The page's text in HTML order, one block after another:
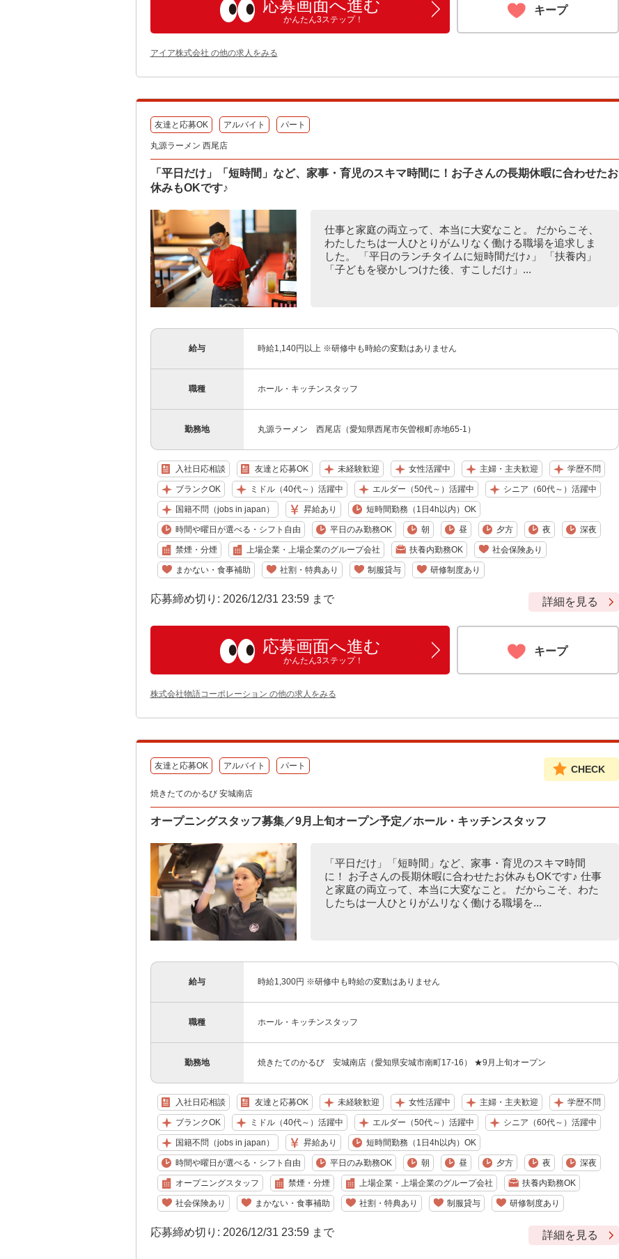
応募画面へ進む
かんたん3ステップ！
キープ
アイア株式会社 の他の求人をみる
友達と応募OK アルバイト パート
丸源ラーメン 西尾店
「平日だけ」「短時間」など、家事・育児のスキマ時間に！お子さんの長期休暇に合わせたお
休みもOKです♪
仕事と家庭の両立って、本当に大変なこと。 だからこそ、
わたしたちは一人ひとりがムリなく働ける職場を追求しま
した。 「平日のランチタイムに短時間だけ♪」 「扶養内」
「子どもを寝かしつけた後、すこしだけ」...
給与 時給1,140円以上 ※研修中も時給の変動はありません
職種 ホール・キッチンスタッフ
勤務地 丸源ラーメン 西尾店（愛知県西尾市矢曽根町赤地65-1）
入社日応相談 友達と応募OK 未経験歓迎 女性活躍中 主婦・主夫歓迎 学歴不問
ブランクOK ミドル（40代～）活躍中 エルダー（50代～）活躍中 シニア（60代～）活躍中
国籍不問（jobs in japan） 昇給あり 短時間勤務（1日4h以内）OK
時間や曜日が選べる・シフト自由 平日のみ勤務OK 朝 昼 夕方 夜 深夜
禁煙・分煙 上場企業・上場企業のグループ会社 扶養内勤務OK 社会保険あり
まかない・食事補助 社割・特典あり 制服貸与 研修制度あり
応募締め切り: 2026/12/31 23:59 まで 詳細を見る
応募画面へ進む
かんたん3ステップ！
キープ
株式会社物語コーポレーション の他の求人をみる
友達と応募OK アルバイト パート CHECK
焼きたてのかるび 安城南店
オープニングスタッフ募集／9月上旬オープン予定／ホール・キッチンスタッフ
「平日だけ」「短時間」など、家事・育児のスキマ時間
に！ お子さんの長期休暇に合わせたお休みもOKです♪ 仕事
と家庭の両立って、本当に大変なこと。 だからこそ、わた
したちは一人ひとりがムリなく働ける職場を...
給与 時給1,300円 ※研修中も時給の変動はありません
職種 ホール・キッチンスタッフ
勤務地 焼きたてのかるび 安城南店（愛知県安城市南町17-16） ★9月上旬オープン
入社日応相談 友達と応募OK 未経験歓迎 女性活躍中 主婦・主夫歓迎 学歴不問
ブランクOK ミドル（40代～）活躍中 エルダー（50代～）活躍中 シニア（60代～）活躍中
国籍不問（jobs in japan） 昇給あり 短時間勤務（1日4h以内）OK
時間や曜日が選べる・シフト自由 平日のみ勤務OK 朝 昼 夕方 夜 深夜
オープニングスタッフ 禁煙・分煙 上場企業・上場企業のグループ会社 扶養内勤務OK
社会保険あり まかない・食事補助 社割・特典あり 制服貸与 研修制度あり
応募締め切り: 2026/12/31 23:59 まで 詳細を見る